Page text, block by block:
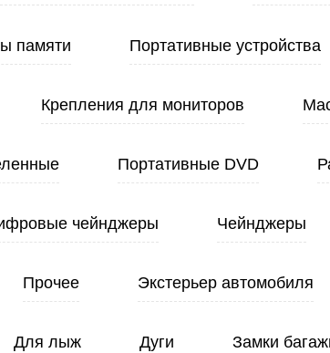
памяти Портативные устройства
Крепления для мониторов
Портативные DVD
чейнджеры Чейнджеры
Прочее Экстерьер автомобиля
Для лыж Дуги Замки